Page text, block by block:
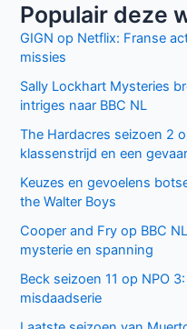
Populair deze
GIGN op Netflix: Franse
missies
Sally Lockhart Mysteries
intriges naar BBC NL
The Hardacres seizoen 2
klassenstrijd en een
Keuzes en gevoelens
the Walter Boys
Cooper and Fry op BBC
mysterie en spanning
Beck seizoen 11 op NPO
misdaadserie